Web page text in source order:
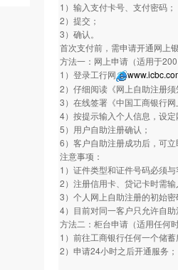
1）输入支付卡号、支付密码；
2）提交；
3）确认。
首次支付前，需申请开通网上
方法一：网上申请（适用于
1）登录工行网
2）仔细阅读《网上自助注册须
3）在线签署《中国工商银行
4）按提示输入个人信息，设
5）用户自助注册确认；
6）客户自助注册成功后，可
注意事项：
1）证件类型和证件号码必须
2）注册信用卡、贷记卡时需
3）个人网上自助注册的初始
4）目前对同一客户只允许自
方法二：柜台申请（适用任何
1）前往工商银行任何一个储
2）申请24小时之后开通服务；